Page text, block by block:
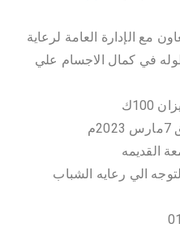
مع الإدارة العامة لرعاية
في كمال الاجسام علي
القديمه
الي رعايه الشباب